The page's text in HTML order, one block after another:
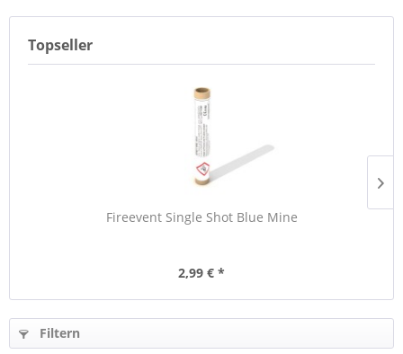
Topseller
Fireevent Single Shot Blue Mine
2,99 € *
Filtern